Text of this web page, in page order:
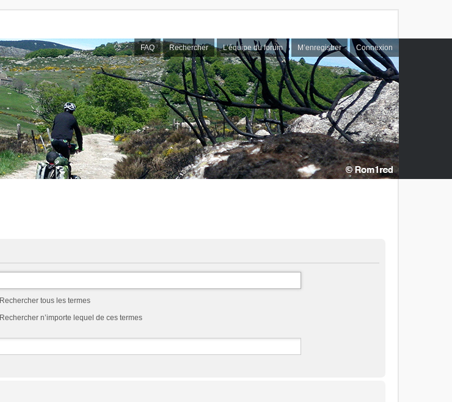
FAQ Rechercher L’équipe du forum M’enregistrer Connexion
Rechercher tous les termes
Rechercher n’importe lequel de ces termes